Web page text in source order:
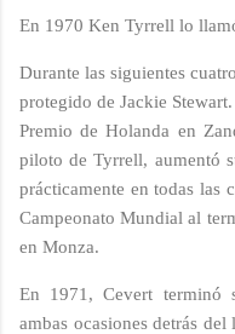
En 1970 Ken Tyrrell lo
Durante las siguientes
protegido de Jackie
Premio de Holanda en
piloto de Tyrrell, aumentó
prácticamente en todas las
Campeonato Mundial al
en Monza.
En 1971, Cevert terminó
ambas ocasiones detrás